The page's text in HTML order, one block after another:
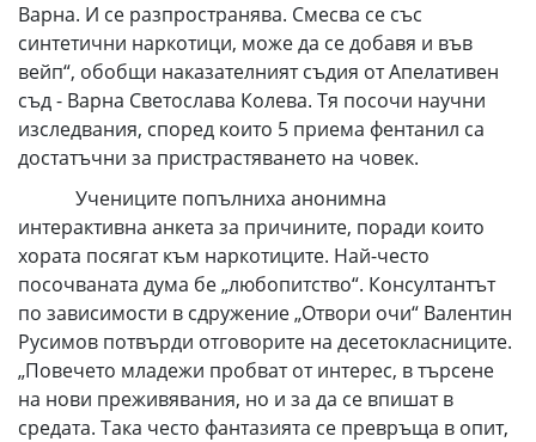
Варна. И се разпространява. Смесва се със
синтетични наркотици, може да се добавя и във
вейп“, обобщи наказателният съдия от Апелативен
съд - Варна Светослава Колева. Тя посочи научни
изследвания, според които 5 приема фентанил са
достатъчни за пристрастяването на човек.
Учениците попълниха анонимна
интерактивна анкета за причините, поради които
хората посягат към наркотиците. Най-често
посочваната дума бе „любопитство“. Консултантът
по зависимости в сдружение „Отвори очи“ Валентин
Русимов потвърди отговорите на десетокласниците.
„Повечето младежи пробват от интерес, в търсене
на нови преживявания, но и за да се впишат в
средата. Така често фантазията се превръща в опит,